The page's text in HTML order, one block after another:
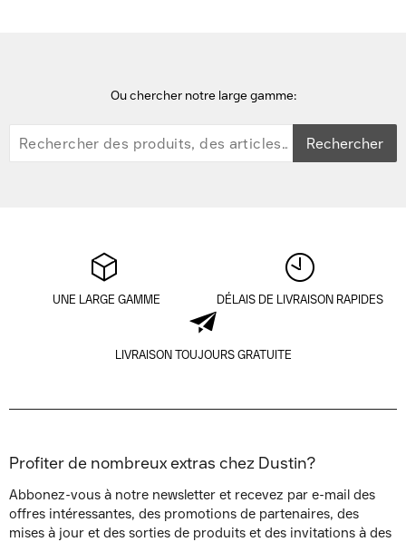
Ou chercher notre large gamme:
Rechercher
UNE LARGE GAMME DÉLAIS DE LIVRAISON RAPIDES
LIVRAISON TOUJOURS GRATUITE
Profiter de nombreux extras chez Dustin?
Abbonez-vous à notre newsletter et recevez par e-mail des
offres intéressantes, des promotions de partenaires, des
mises à jour et des sorties de produits et des invitations à des